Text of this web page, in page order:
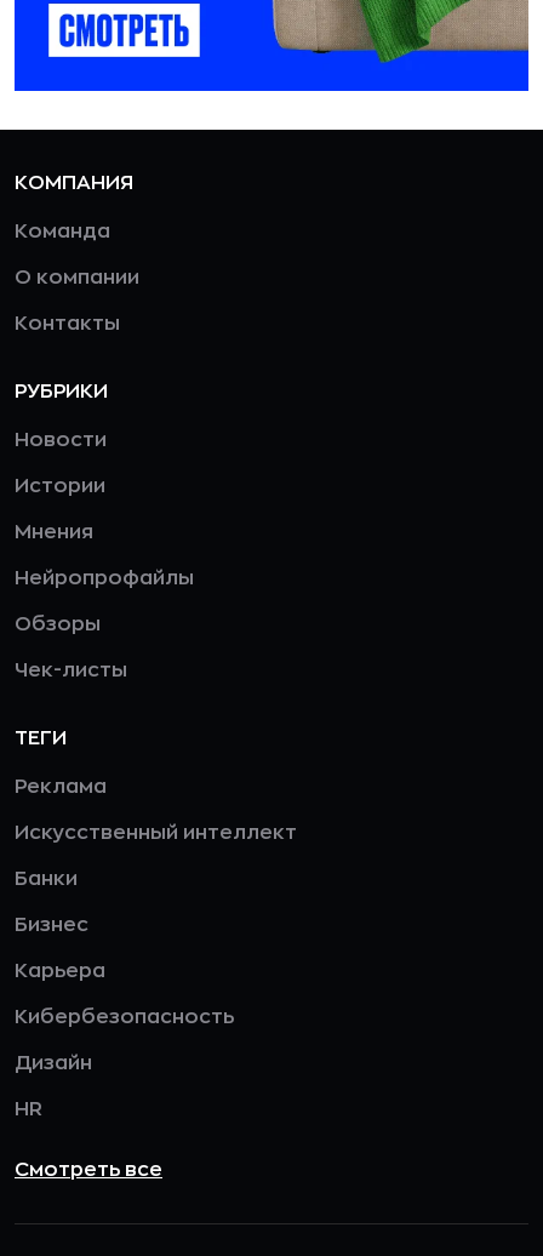
КОМПАНИЯ
Команда
О компании
Контакты
РУБРИКИ
Новости
Истории
Мнения
Нейропрофайлы
Обзоры
Чек-листы
ТЕГИ
Реклама
Искусственный интеллект
Банки
Бизнес
Карьера
Кибербезопасность
Дизайн
HR
Смотреть все